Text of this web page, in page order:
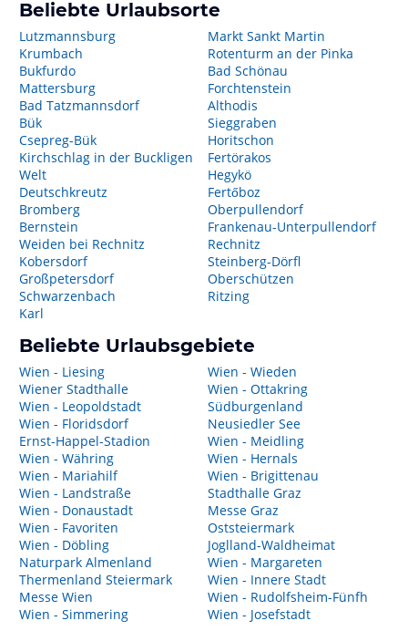
Beliebte Urlaubsorte
Lutzmannsburg
Krumbach
Bukfurdo
Mattersburg
Bad Tatzmannsdorf
Bük
Csepreg-Bük
Kirchschlag in der Buckligen
Welt
Deutschkreutz
Bromberg
Bernstein
Weiden bei Rechnitz
Kobersdorf
Großpetersdorf
Schwarzenbach
Karl
Markt Sankt Martin
Rotenturm an der Pinka
Bad Schönau
Forchtenstein
Althodis
Sieggraben
Horitschon
Fertörakos
Hegykö
Fertőboz
Oberpullendorf
Frankenau-Unterpullendorf
Rechnitz
Steinberg-Dörfl
Oberschützen
Ritzing
Beliebte Urlaubsgebiete
Wien - Liesing
Wiener Stadthalle
Wien - Leopoldstadt
Wien - Floridsdorf
Ernst-Happel-Stadion
Wien - Währing
Wien - Mariahilf
Wien - Landstraße
Wien - Donaustadt
Wien - Favoriten
Wien - Döbling
Naturpark Almenland
Thermenland Steiermark
Messe Wien
Wien - Simmering
Wien - Wieden
Wien - Ottakring
Südburgenland
Neusiedler See
Wien - Meidling
Wien - Hernals
Wien - Brigittenau
Stadthalle Graz
Messe Graz
Oststeiermark
Joglland-Waldheimat
Wien - Margareten
Wien - Innere Stadt
Wien - Rudolfsheim-Fünfh
Wien - Josefstadt